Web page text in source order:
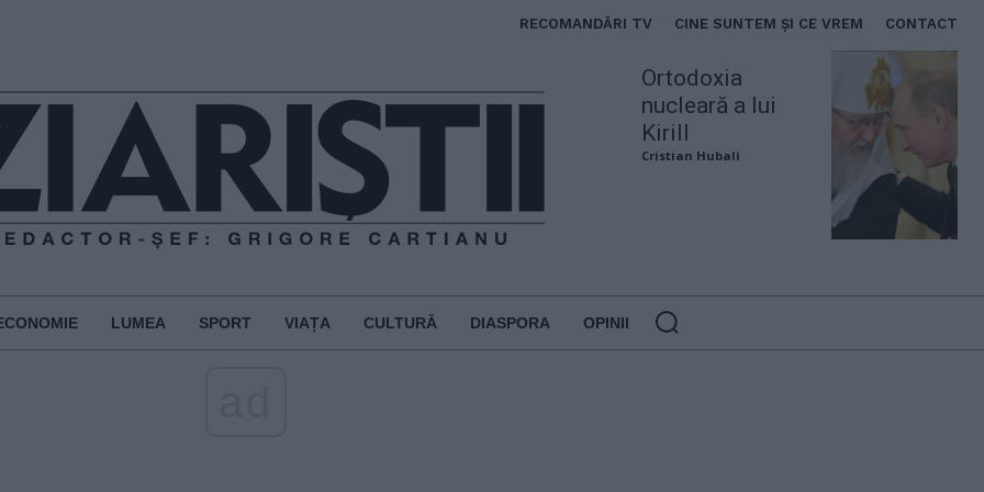
RECOMANDĂRI TV CINE SUNTEM ȘI CE VREM CONTACT
Ortodoxia
nucleară a lui
Kirill
Cristian Hubali
LUMEA SPORT VIAȚA CULTURĂ DIASPORA OPINII